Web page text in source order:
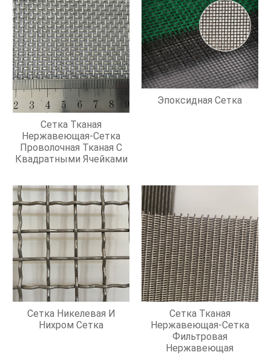
Сетка Тканая
Нержавеющая-Сетка
Проволочная Тканая С
Квадратными Ячейками
Эпоксидная Сетка
Сетка Никелевая И
Нихром Сетка
Сетка Тканая
Нержавеющая-Сетка
Фильтровая
Нержавеющая